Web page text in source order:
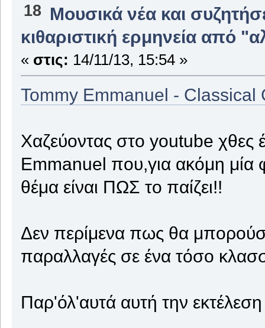
18 Μουσικά νέα και
κιθαριστική ερμηνεία από
« στις: 14/11/13, 15:54 »
Tommy Emmanuel - Classical
Χαζεύοντας στο youtube χθες
Emmanuel που,για ακόμη μία
θέμα είναι ΠΩΣ το παίζει!!
Δεν περίμενα πως θα
παραλλαγές σε ένα τόσο
Παρ'όλ'αυτά αυτή την